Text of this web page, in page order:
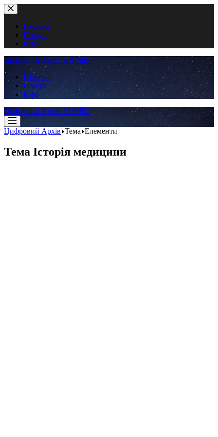
Перейти
до
вмістуГоловна
Пошук
Інфо
Цифровий Архів ННМБУ
Головна
Пошук
Інфо
Цифровий Архів ННМБУ
Цифровий Архів Тема Елементи
Тема Історія медицини